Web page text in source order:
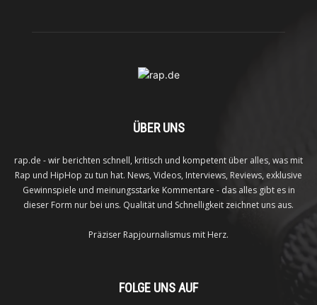
ÜBER UNS
rap.de - wir berichten schnell, kritisch und kompetent über alles, was mit
Rap und HipHop zu tun hat. News, Videos, Interviews, Reviews, exklusive
Gewinnspiele und meinungsstarke Kommentare - das alles gibt es in
dieser Form nur bei uns. Qualität und Schnelligkeit zeichnet uns aus.
Präziser Rapjournalismus mit Herz.
FOLGE UNS AUF